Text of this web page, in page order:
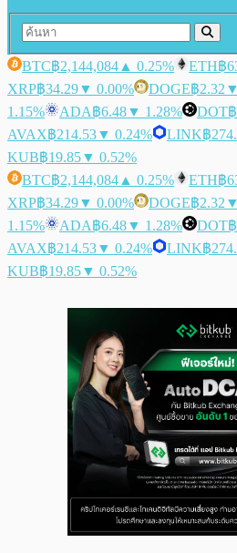
BTC฿2,144,084 ▲ 0.25% ETH฿
XRP฿34.29▼ 0.00% DOGE฿2.32
1.15%
ADA฿6.48▼ 1.28% DOT
AVAX฿214.53▼ 0.24% LINK฿
KUB฿19.85▼ 0.52%
BTC฿2,144,084 ▲ 0.25% ETH฿
XRP฿34.29▼ 0.00% DOGE฿2.32
1.15%
ADA฿6.48▼ 1.28% DOT
AVAX฿214.53▼ 0.24% LINK฿
KUB฿19.85▼ 0.52%